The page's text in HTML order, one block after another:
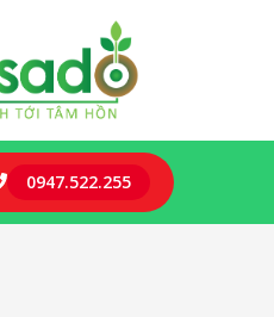
0947.522.255